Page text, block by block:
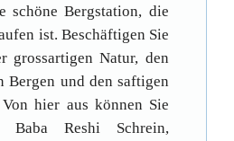
schöne Bergstation, die
ist. Beschäftigen Sie
grossartigen Natur, den
Bergen und den saftigen
hier aus können Sie
Baba Reshi Schrein,